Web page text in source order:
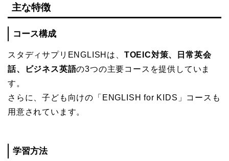
主な特徴
コース構成
スタディサプリENGLISHは、 TOEIC対策、日常英会
話、ビジネス英語の3つの主要コースを提供していま
す。
さらに、子ども向けの「ENGLISH for KIDS」コースも
用意されています。
学習方法